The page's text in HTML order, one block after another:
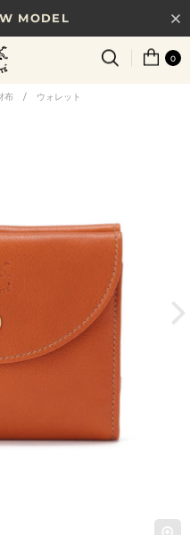
MODEL
円以上で送料無料
、新しいギフトガイド
0
布 / ウォレット